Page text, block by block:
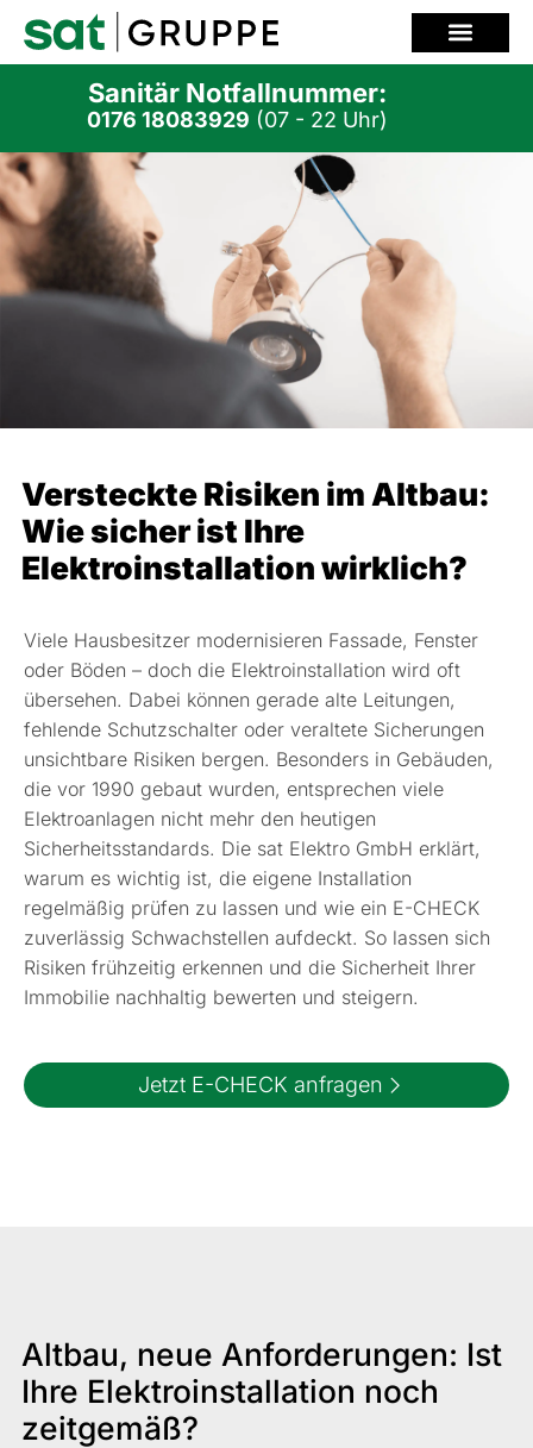
Zum
Inhalt
Sanitär Notfallnummer:
0176 18083929 (07 - 22 Uhr)
Versteckte Risiken im Altbau:
Wie sicher ist Ihre
Elektroinstallation wirklich?
Viele Hausbesitzer modernisieren Fassade, Fenster
oder Böden – doch die Elektroinstallation wird oft
übersehen. Dabei können gerade alte Leitungen,
fehlende Schutzschalter oder veraltete Sicherungen
unsichtbare Risiken bergen. Besonders in Gebäuden,
die vor 1990 gebaut wurden, entsprechen viele
Elektroanlagen nicht mehr den heutigen
Sicherheitsstandards. Die sat Elektro GmbH erklärt,
warum es wichtig ist, die eigene Installation
regelmäßig prüfen zu lassen und wie ein E-CHECK
zuverlässig Schwachstellen aufdeckt. So lassen sich
Risiken frühzeitig erkennen und die Sicherheit Ihrer
Immobilie nachhaltig bewerten und steigern.
Jetzt E-CHECK anfragen
Altbau, neue Anforderungen: Ist
Ihre Elektroinstallation noch
zeitgemäß?